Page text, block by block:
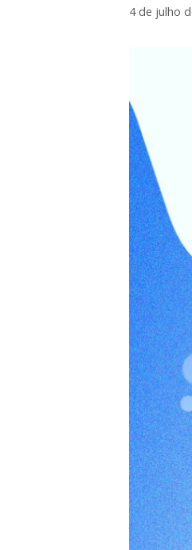
4 de julho